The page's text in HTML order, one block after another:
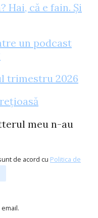
Hai, că e fain. Și
un podcast
trimestru 2026
meu n-au
de acord cu Politica de